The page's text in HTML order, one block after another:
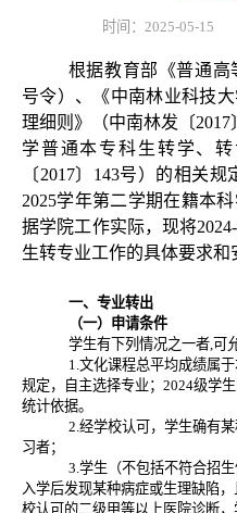
时间：2025-05-15
根据教育部《普通
号令）、《中南林业科技
理细则》（中南林发〔
学普通本专科生转学、
〔2017〕143号）的相关
2025学年第二学期在籍本
据学院工作实际，现将
生转专业工作的具体要求和
一、专业转出
（一）申请条件
学生有下列情况之一者,可
1.文化课程总平均成绩属
规定，自主选择专业；2024级学
统计依据。
2.经学校认可，学生确有
习者；
3.学生（不包括不符合招
入学后发现某种病症或生理缺陷
校认可的二级甲等以上医院诊断